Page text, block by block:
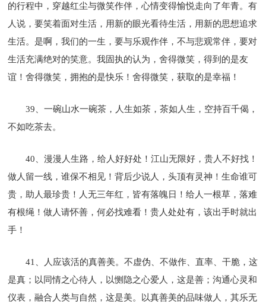
的行程中，穿越红尘与微笑作伴，心情变得愉悦走向了年青。有
人说，要笑着面对生活，用新的眼光看待生活，用新的思想追求
生活。是啊，我们的一生，要与乐观作伴，不与悲观常伴，要对
生活充满绝对的笑意。我固执的认为，舍得微笑，得到的是友
谊！舍得微笑，拥抱的是快乐！舍得微笑，获取的是幸福！
39、一碗山水一碗茶，人生如茶，茶如人生，空持百千偈，
不如吃茶去。
40、漫漫人生路，给人好好处！江山无限好，贵人不好找！
做人留一线，谁保不相见！背后少说人，头顶有灵神！生命谁可
贵，助人最珍贵！人无三年红，皆有落魄日！给人一根草，落难
有根绳！做人请怀善，何必找难看！贵人处处有，该出手时就出
手！
41、人应该活的真善美。不虚伪、不做作、直率、干脆，这
是真；以同情之心待人，以恻隐之心爱人，这是善；沟通心灵和
仪表，融合人类与自然，这是美。以真善美的品味做人，其乐无